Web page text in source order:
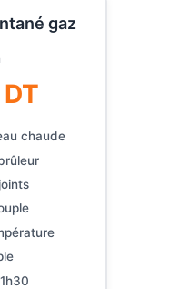
gaz
chaude